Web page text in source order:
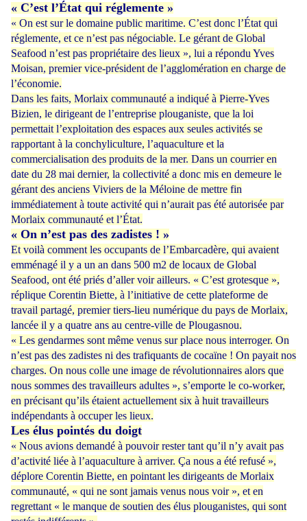
« C’est l’État qui réglemente »
« On est sur le domaine public maritime. C’est donc l’État qui
réglemente, et ce n’est pas négociable. Le gérant de Global
Seafood n’est pas propriétaire des lieux », lui a répondu Yves
Moisan, premier vice-président de l’agglomération en charge de
l’économie.
Dans les faits, Morlaix communauté a indiqué à Pierre-Yves
Bizien, le dirigeant de l’entreprise plouganiste, que la loi
permettait l’exploitation des espaces aux seules activités se
rapportant à la conchyliculture, l’aquaculture et la
commercialisation des produits de la mer. Dans un courrier en
date du 28 mai dernier, la collectivité a donc mis en demeure le
gérant des anciens Viviers de la Méloine de mettre fin
immédiatement à toute activité qui n’aurait pas été autorisée par
Morlaix communauté et l’État.
« On n’est pas des zadistes ! »
Et voilà comment les occupants de l’Embarcadère, qui avaient
emménagé il y a un an dans 500 m2 de locaux de Global
Seafood, ont été priés d’aller voir ailleurs. « C’est grotesque »,
réplique Corentin Biette, à l’initiative de cette plateforme de
travail partagé, premier tiers-lieu numérique du pays de Morlaix,
lancée il y a quatre ans au centre-ville de Plougasnou.
« Les gendarmes sont même venus sur place nous interroger. On
n’est pas des zadistes ni des trafiquants de cocaïne ! On payait nos
charges. On nous colle une image de révolutionnaires alors que
nous sommes des travailleurs adultes », s’emporte le co-worker,
en précisant qu’ils étaient actuellement six à huit travailleurs
indépendants à occuper les lieux.
Les élus pointés du doigt
« Nous avions demandé à pouvoir rester tant qu’il n’y avait pas
d’activité liée à l’aquaculture à arriver. Ça nous a été refusé »,
déplore Corentin Biette, en pointant les dirigeants de Morlaix
communauté, « qui ne sont jamais venus nous voir », et en
regrettant « le manque de soutien des élus plouganistes, qui sont